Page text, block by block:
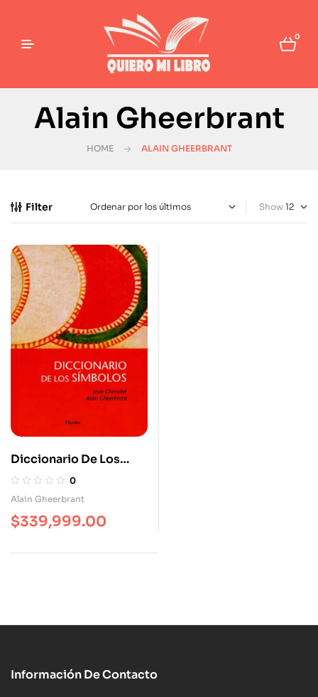
0
Alain Gheerbrant
HOME ALAIN GHEERBRANT
Filter Show
Diccionario De Los
Símbolos (L)
0
Alain Gheerbrant
$339,999.00
Información De Contacto